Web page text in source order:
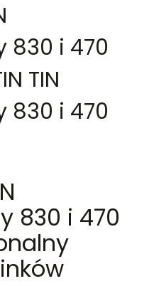
830 i 470
TIN
830 i 470
830 i 470